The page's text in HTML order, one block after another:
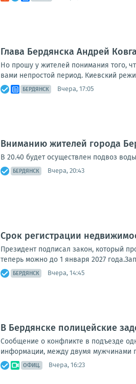
Глава Бердянска Андрей
Но прошу у жителей понимания того,
вами непростой период. Киевский
БЕРДЯНСК Вчера, 17:05
Вниманию жителей города
В 20.40 будет осуществлен подвоз
БЕРДЯНСК Вчера, 20:43
Срок регистрации
Президент подписал закон, который
теперь можно до 1 января 2027
БЕРДЯНСК Вчера, 14:45
В Бердянске полицейские
Сообщение о конфликте в подъезде
информации, между двумя мужчинами
ОФИЦ. Вчера, 16:23